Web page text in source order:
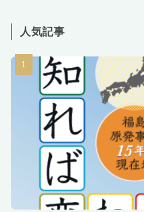
人気記事